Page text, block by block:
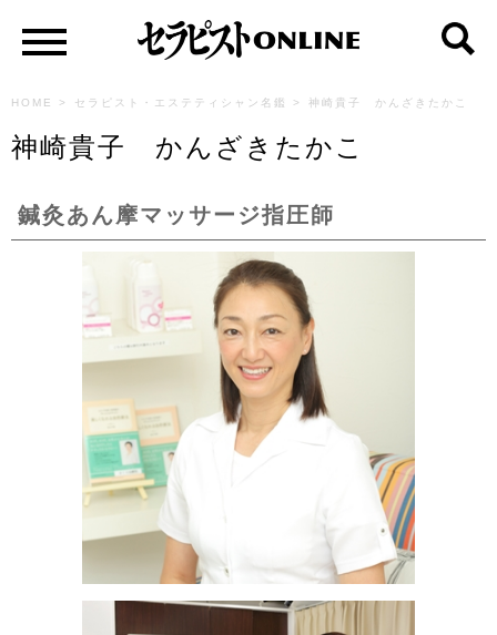
HOME > セラピスト・エステティシャン名鑑 > 神崎貴子 かんざきたかこ
神崎貴子 かんざきたかこ
鍼灸あん摩マッサージ指圧師